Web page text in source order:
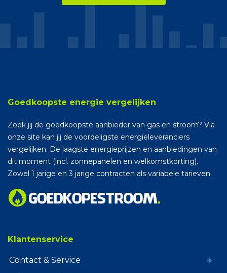
Goedkoopste energie vergelijken
Zoek jij de goedkoopste aanbieder van gas en stroom? Via
onze site kan jij de voordeligste energieleveranciers
vergelijken. De laagste energieprijzen en aanbiedingen van
dit moment (incl. zonnepanelen en welkomstkorting).
Zowel 1 jarige en 3 jarige contracten als variabele tarieven.
Klantenservice
Contact & Service